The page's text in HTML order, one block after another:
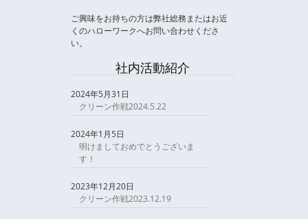
ご興味をお持ちの方は弊社総務またはお近
くのハローワークへお問い合わせくださ
い。
社内活動紹介
2024年5月31日
クリーン作戦2024.5.22
2024年1月5日
明けましておめでとうございま
す！
2023年12月20日
クリーン作戦2023.12.19